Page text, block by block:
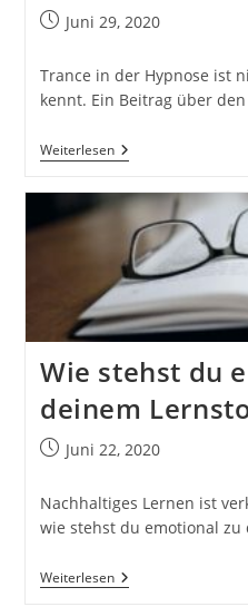
BeitragJuni 29, 2020
Trance in der Hypnose ist
kennt. Ein Beitrag über
WeiterlesenDer
Trancezustand
Wie
Es,
In
Trance
Zu
Sein?
Wie stehst du
deinem
BeitragJuni 22, 2020
Nachhaltiges Lernen ist
wie stehst du emotional zu
WeiterlesenWie
Stehst